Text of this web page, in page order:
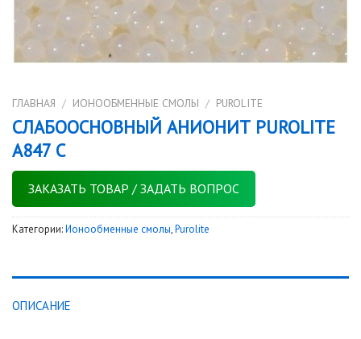
ГЛАВНАЯ / ИОНООБМЕННЫЕ СМОЛЫ / PUROLITE
СЛАБООСНОВНЫЙ АНИОНИТ PUROLITE
A847 С
ЗАКАЗАТЬ ТОВАР / ЗАДАТЬ ВОПРОС
Категории:Ионообменные смолы,Purolite
ОПИСАНИЕ